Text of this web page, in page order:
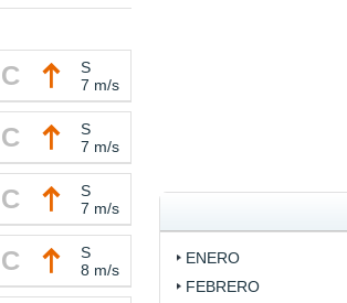
ENERO
FEBRERO
C
S
7 m/s
C
S
7 m/s
C
S
7 m/s
C
S
8 m/s